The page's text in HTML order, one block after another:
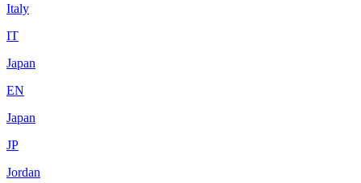
Italy
IT
Japan
EN
Japan
JP
Jordan